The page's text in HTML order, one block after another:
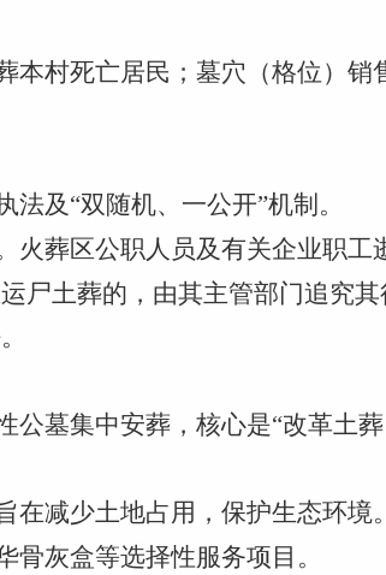
本村死亡居民；墓穴（格位）销
及“双随机、一公开”机制。
火葬区公职人员及有关企业职工
尸土葬的，由其主管部门追究其
墓集中安葬，核心是“改革土葬
减少土地占用，保护生态环境。
灰盒等选择性服务项目。